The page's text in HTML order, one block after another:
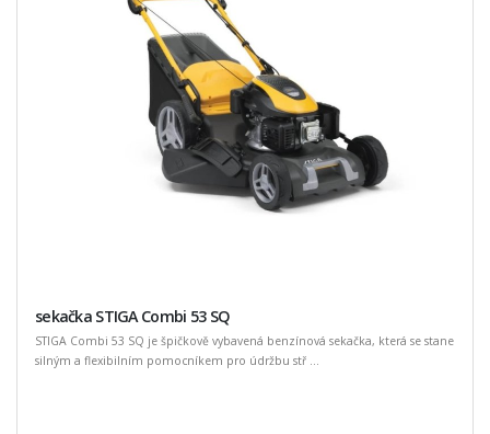
sekačka STIGA Combi 53 SQ
STIGA Combi 53 SQ je špičkově vybavená benzínová sekačka, která se stane
silným a flexibilním pomocníkem pro údržbu stř ...